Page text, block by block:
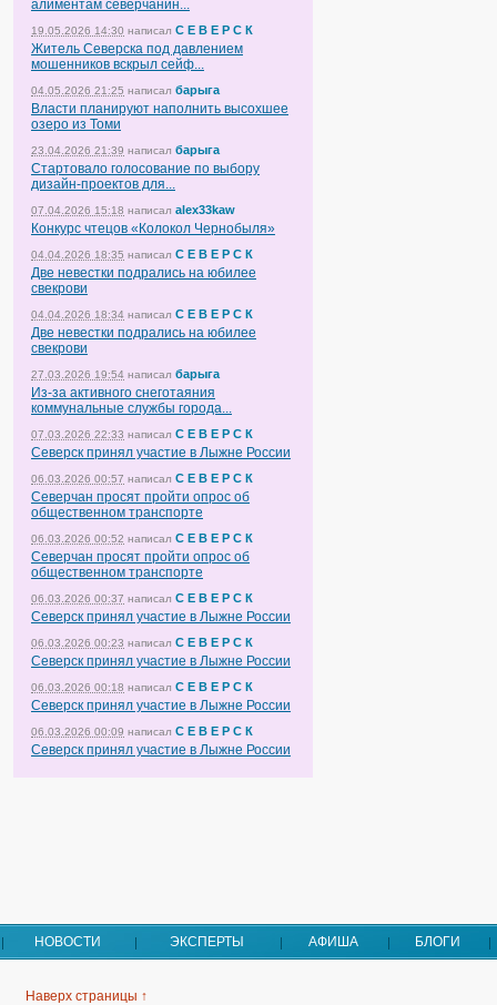
алиментам северчанин...
19.05.2026 14:30 написал С Е В Е Р С К
Житель Северска под давлением
мошенников вскрыл сейф...
04.05.2026 21:25 написал барыга
Власти планируют наполнить высохшее
озеро из Томи
23.04.2026 21:39 написал барыга
Стартовало голосование по выбору
дизайн-проектов для...
07.04.2026 15:18 написал alex33kaw
Конкурс чтецов «Колокол Чернобыля»
04.04.2026 18:35 написал С Е В Е Р С К
Две невестки подрались на юбилее
свекрови
04.04.2026 18:34 написал С Е В Е Р С К
Две невестки подрались на юбилее
свекрови
27.03.2026 19:54 написал барыга
Из-за активного снеготаяния
коммунальные службы города...
07.03.2026 22:33 написал С Е В Е Р С К
Северск принял участие в Лыжне России
06.03.2026 00:57 написал С Е В Е Р С К
Северчан просят пройти опрос об
общественном транспорте
06.03.2026 00:52 написал С Е В Е Р С К
Северчан просят пройти опрос об
общественном транспорте
06.03.2026 00:37 написал С Е В Е Р С К
Северск принял участие в Лыжне России
06.03.2026 00:23 написал С Е В Е Р С К
Северск принял участие в Лыжне России
06.03.2026 00:18 написал С Е В Е Р С К
Северск принял участие в Лыжне России
06.03.2026 00:09 написал С Е В Е Р С К
Северск принял участие в Лыжне России
НОВОСТИ ЭКСПЕРТЫ АФИША БЛОГИ
Наверх страницы ↑